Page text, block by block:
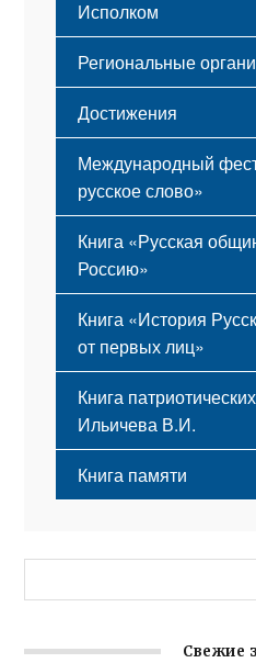
Исполком
Региональные
Достижения
Международный
русское слово»
Книга «Русская
Россию»
Книга «История
от первых лиц»
Книга
Ильичева В.И.
Книга памяти
Свежие